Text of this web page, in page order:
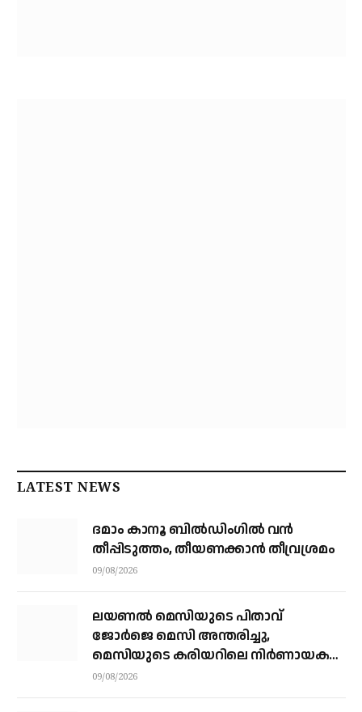
LATEST NEWS
ദമാം കാനൂ ബിൽഡിംഗിൽ വൻ
തീപ്പിടുത്തം, തീയണക്കാൻ തീവ്രശ്രമം
09/08/2026
ലയണൽ മെസിയുടെ പിതാവ്
ജോർജെ മെസി അന്തരിച്ചു, ​
മെസിയുടെ കരിയറിലെ നിർണായക
ശക്തി
09/08/2026